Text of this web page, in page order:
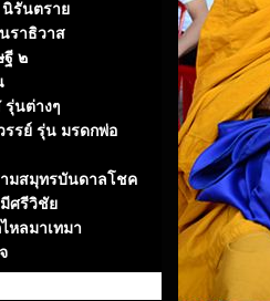
นิรันตราย
ราธิวาส
ฐี ๒
รุ่นต่างๆ
รย์ รุ่น มรดกพ่อ
มสมุทรบันดาลโชค
ศรีวิชัย
หลมาเทมา